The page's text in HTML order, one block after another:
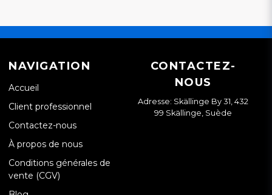
NAVIGATION
Accueil
Client professionnel
Contactez-nous
À propos de nous
Conditions générales de
vente (CGV)
CONTACTEZ-
NOUS
Adresse: Skällinge By 31, 432
99 Skällinge, Suède